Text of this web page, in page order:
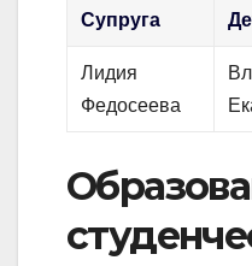
Супруга
Лидия
Федосеева